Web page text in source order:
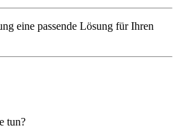
eine passende Lösung für Ihren
tun?